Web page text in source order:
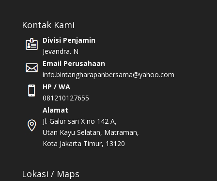
Kontak Kami
Divisi Penjamin
Jevandra. N
Email Perusahaan
info.bintangharapanbersama@yahoo.com
HP / WA
081210127655
Alamat
Jl. Galur sari X no 142 A,
Utan Kayu Selatan, Matraman,
Kota Jakarta Timur, 13120
Lokasi / Maps